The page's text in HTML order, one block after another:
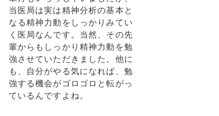
当医局は実は精神分析の基本と
なる精神力動をしっかりみてい
く医局なんです。当然、その先
輩からもしっかり精神力動を勉
強させていただきました。他に
も、自分がやる気になれば、勉
強する機会がゴロゴロと転がっ
ているんですよね。